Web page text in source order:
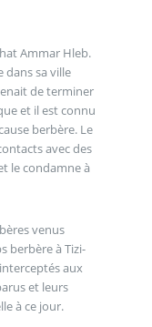
Ammar Hleb.
dans sa ville
de terminer
et il est connu
berbère. Le
avec des
le condamne à
venus
berbère à Tizi-
aux
et leurs
à ce jour.